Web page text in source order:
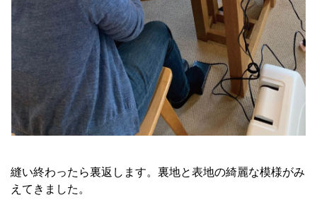
縫い終わったら裏返します。裏地と表地の綺麗な模様がみ
えてきました。